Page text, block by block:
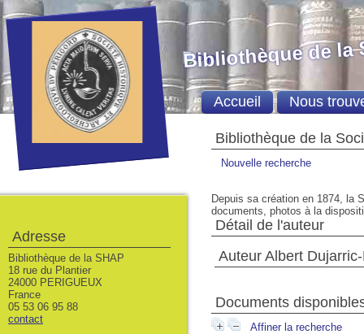
Bibliothèque de la
Nouvelle recherche
Depuis sa création en 1874, la
documents, photos à la
Détail de l'auteur
Auteur Albert
Documents
Affiner la recherche
Bibliothèque de la
Accueil Nous
Adresse
Bibliothèque de la SHAP
18 rue du Plantier
24000 PERIGUEUX
France
05 53 06 95 88
contact